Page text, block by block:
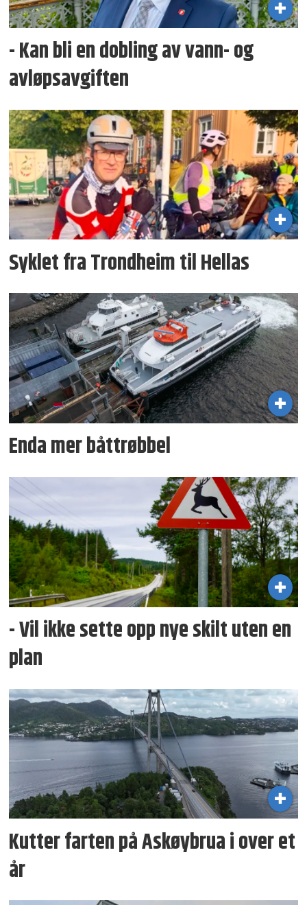
- Kan bli en dobling av vann- og
avløpsavgiften
Syklet fra Trondheim til Hellas
Enda mer båttrøbbel
- Vil ikke sette opp nye skilt uten en
plan
Kutter farten på Askøybrua i over et
år